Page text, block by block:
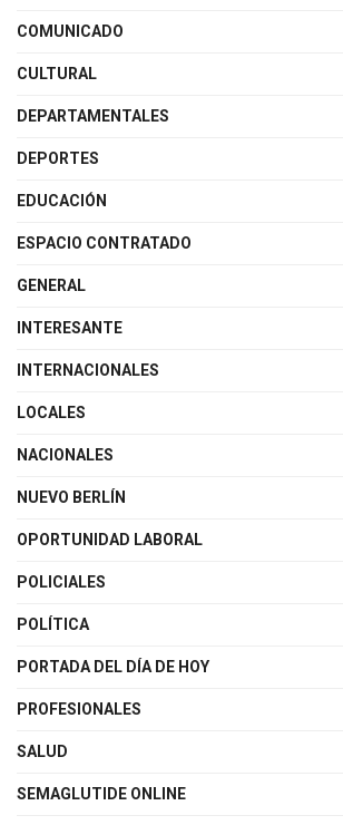
COMUNICADO
CULTURAL
DEPARTAMENTALES
DEPORTES
EDUCACIÓN
ESPACIO CONTRATADO
GENERAL
INTERESANTE
INTERNACIONALES
LOCALES
NACIONALES
NUEVO BERLÍN
OPORTUNIDAD LABORAL
POLICIALES
POLÍTICA
PORTADA DEL DÍA DE HOY
PROFESIONALES
SALUD
SEMAGLUTIDE ONLINE